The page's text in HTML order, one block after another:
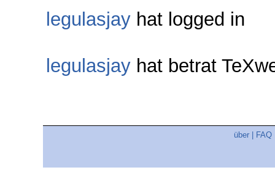
legulasjay hat logged in
legulasjay hat betrat
über FAQ